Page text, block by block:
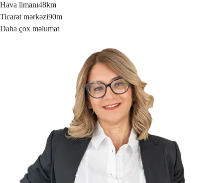
Hava limanı48km
Ticarət mərkəzi90m
Daha çox məlumat